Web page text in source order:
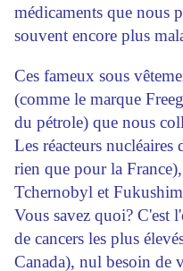
médicaments que nous
souvent encore plus
Ces fameux sous
(comme le marque
du pétrole) que nous
Les réacteurs
rien que pour la
Tchernobyl et
Vous savez quoi? C'est
de cancers les plus
Canada), nul besoin de